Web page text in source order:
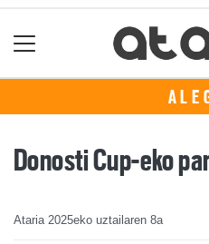
Donosti Cup-eko
Ataria 2025eko uztailaren 8a